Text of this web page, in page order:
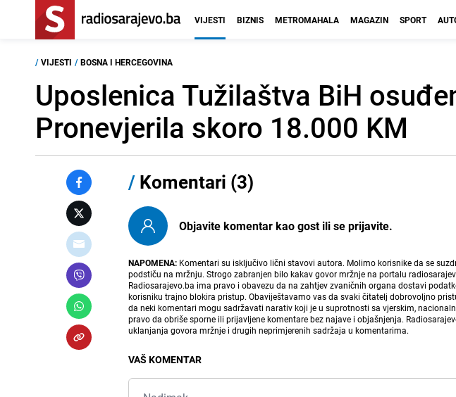
VIJESTI BIZNIS METROMAHALA MAGAZIN SPORT
/ VIJESTI / BOSNA I HERCEGOVINA
Uposlenica Tužilaštva BiH
Pronevjerila skoro 18.000 KM
/ Komentari (3)
Objavite komentar kao gost ili se prijavite.
NAPOMENA: Komentari su isključivo lični stavovi autora. Molimo korisnike da se
podstiču na mržnju. Strogo zabranjen bilo kakav govor mržnje na portalu
Radiosarajevo.ba ima pravo i obavezu da na zahtjev zvaničnih organa dostavi
korisniku trajno blokira pristup. Obaviještavamo vas da svaki čitatelj dobrovoljno
da neki komentari mogu sadržavati narativ koji je u suprotnosti sa vjerskim,
pravo da obriše sporne ili prijavljene komentare bez najave i objašnjenja.
uklanjanja govora mržnje i drugih neprimjerenih sadržaja u komentarima.
VAŠ KOMENTAR